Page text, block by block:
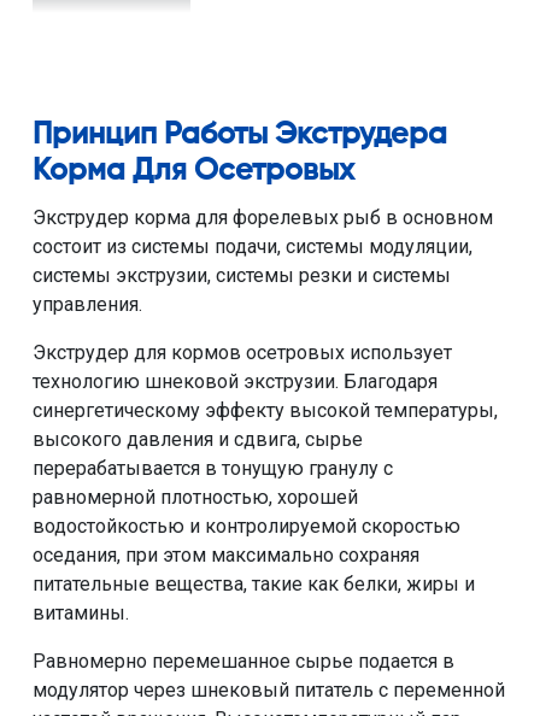
Принцип Работы Экструдера
Корма Для Осетровых
Экструдер корма для форелевых рыб в основном
состоит из системы подачи, системы модуляции,
системы экструзии, системы резки и системы
управления.
Экструдер для кормов осетровых использует
технологию шнековой экструзии. Благодаря
синергетическому эффекту высокой температуры,
высокого давления и сдвига, сырье
перерабатывается в тонущую гранулу с
равномерной плотностью, хорошей
водостойкостью и контролируемой скоростью
оседания, при этом максимально сохраняя
питательные вещества, такие как белки, жиры и
витамины.
Равномерно перемешанное сырье подается в
модулятор через шнековый питатель с переменной